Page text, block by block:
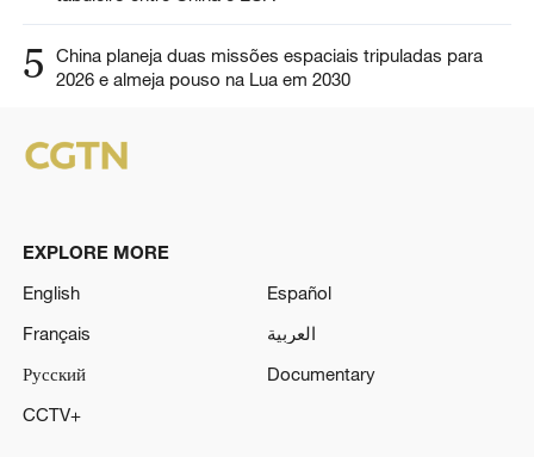
5
China planeja duas missões espaciais tripuladas para
2026 e almeja pouso na Lua em 2030
EXPLORE MORE
English
Español
Français
العربية
Русский
Documentary
CCTV+